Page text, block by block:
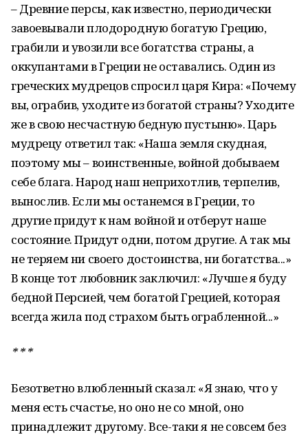
– Древние персы, как известно, периодически
завоевывали плодородную богатую Грецию,
грабили и увозили все богатства страны, а
оккупантами в Греции не оставались. Один из
греческих мудрецов спросил царя Кира: «Почему
вы, ограбив, уходите из богатой страны? Уходите
же в свою несчастную бедную пустыню». Царь
мудрецу ответил так: «Наша земля скудная,
поэтому мы – воинственные, войной добываем
себе блага. Народ наш неприхотлив, терпелив,
вынослив. Если мы останемся в Греции, то
другие придут к нам войной и отберут наше
состояние. Придут одни, потом другие. А так мы
не теряем ни своего достоинства, ни богатства...»
В конце тот любовник заключил: «Лучше я буду
бедной Персией, чем богатой Грецией, которая
всегда жила под страхом быть ограбленной...»
* * *
Безответно влюбленный сказал: «Я знаю, что у
меня есть счастье, но оно не со мной, оно
принадлежит другому. Все-таки я не совсем без